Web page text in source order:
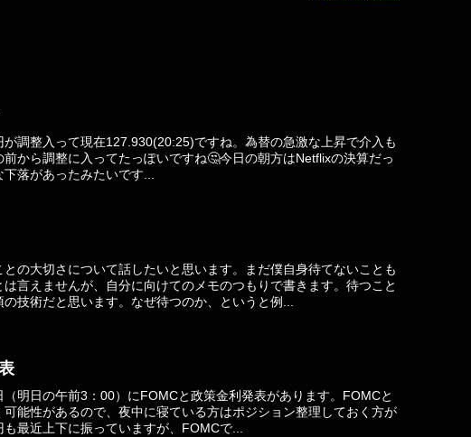
調整入って現在127.930(20:25)ですね。為替の急激な上昇で介入も
から調整に入ってたっぽいですね🤔今日の朝方はNetflixの決算だっ
落があったみたいです...
の大切さについて話したいと思います。まだ僕自身待てないことも
言えませんが、自分に向けてのメモのつもりで書きます。待つこと
技術だと思います。なぜ待つのか、というと例...
明日の午前3：00）にFOMCと政策金利発表があります。FOMCと
能性があるので、夜中に寝ている方はポジション整理しておく方が
最近上下に振っていますが、FOMCで...